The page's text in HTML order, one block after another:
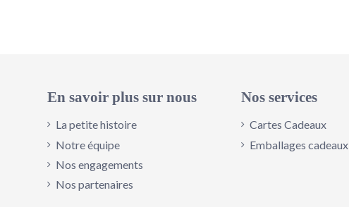
En savoir plus sur nous
La petite histoire
Notre équipe
Nos engagements
Nos partenaires
Nos services
Cartes Cadeaux
Emballages cadeaux